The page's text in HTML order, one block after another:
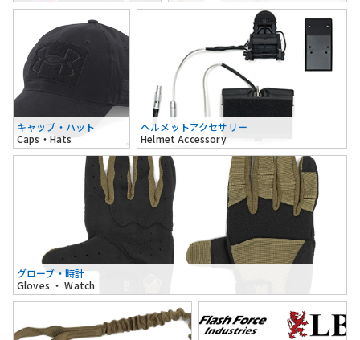
キャップ・ハット
Caps・Hats
ヘルメットアクセサリー
Helmet Accessory
グローブ・時計
Gloves ・ Watch